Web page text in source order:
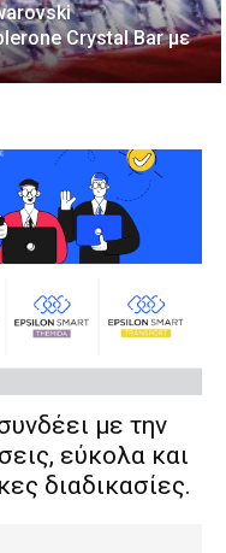
Crystal Bar με
με την
εύκολα και
διαδικασίες.